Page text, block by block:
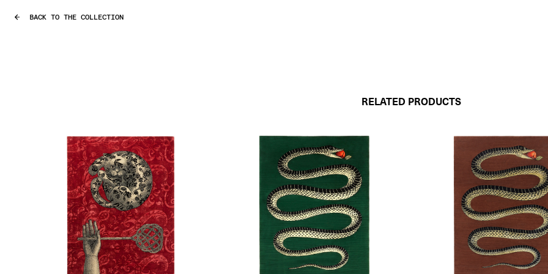
BACK TO THE COLLECTION
RELATED PRODUCTS